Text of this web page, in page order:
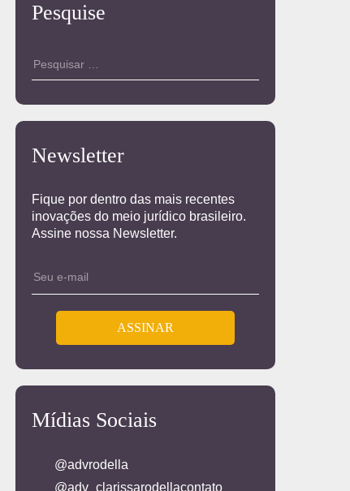
Pesquise
Newsletter
Fique por dentro das mais recentes
inovações do meio jurídico brasileiro.
Assine nossa Newsletter.
Mídias Sociais
@advrodella
@adv_clarissarodellacontato